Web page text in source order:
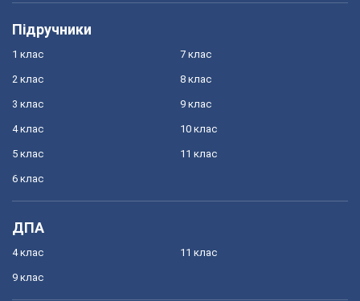
Підручники
1 клас
2 клас
3 клас
4 клас
5 клас
6 клас
7 клас
8 клас
9 клас
10 клас
11 клас
ДПА
4 клас
9 клас
11 клас